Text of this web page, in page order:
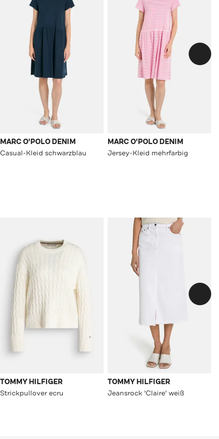
MARC O'POLO DENIM
Casual-Kleid schwarzblau
MARC O'POLO DENIM
Jersey-Kleid mehrfarbig
TOMMY HILFIGER
Strickpullover ecru
TOMMY HILFIGER
Jeansrock 'Claire' weiß